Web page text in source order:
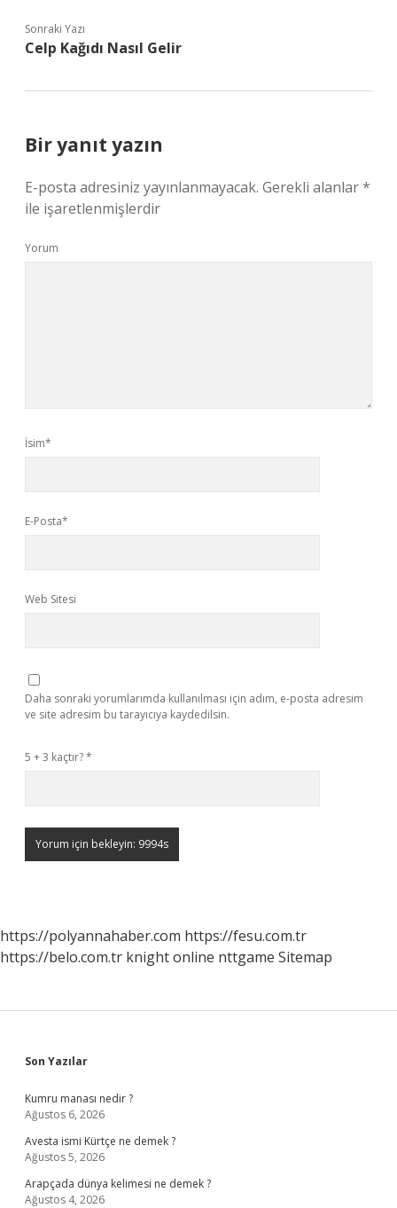
Sonraki Yazı
Celp Kağıdı Nasıl Gelir
Bir yanıt yazın
E-posta adresiniz yayınlanmayacak. Gerekli alanlar*
ile işaretlenmişlerdir
Yorum
İsim*
E-Posta*
Web Sitesi
Daha sonraki yorumlarımda kullanılması için adım, e-posta adresim
ve site adresim bu tarayıcıya kaydedilsin.
5 + 3 kaçtır?*
https://polyannahaber.com https://fesu.com.tr
https://belo.com.tr knight online nttgame Sitemap
Sidebar
Son Yazılar
Kumru manası nedir ?
Ağustos 6, 2026
Avesta ismi Kürtçe ne demek ?
Ağustos 5, 2026
Arapçada dünya kelimesi ne demek ?
Ağustos 4, 2026